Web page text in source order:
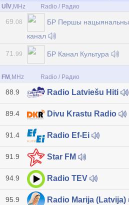
UĪV,MHz Radio / Радио
69. 08
БР Першы нацыянальны
канал
71. 99 БР Канал Культура
FM ,MHz Radio / Радио
88.9 Radio Latviešu Hiti
89.4 Divu Krastu Radio
91.4 Radio Ef-Ei
91.9 Star FM
94.9 Radio TEV
95.9 Radio Marija (Latvija)